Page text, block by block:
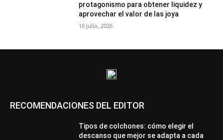
protagonismo para obtener liquidez y
aprovechar el valor de las joya
16 julio, 2026
RECOMENDACIONES DEL EDITOR
Tipos de colchones: cómo elegir el
descanso que mejor se adapta a cada